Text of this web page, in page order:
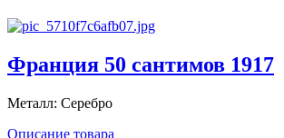
Франция 50 сантимов 1917
Металл: Серебро
Описание товара